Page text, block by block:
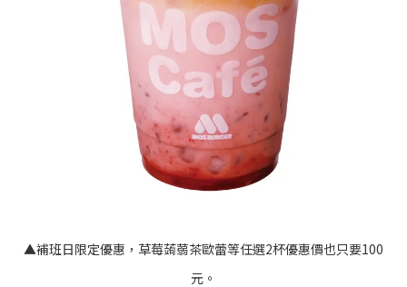
▲補班日限定優惠，草莓蒟蒻茶歐蕾等任選2杯優惠價也只要100
元。